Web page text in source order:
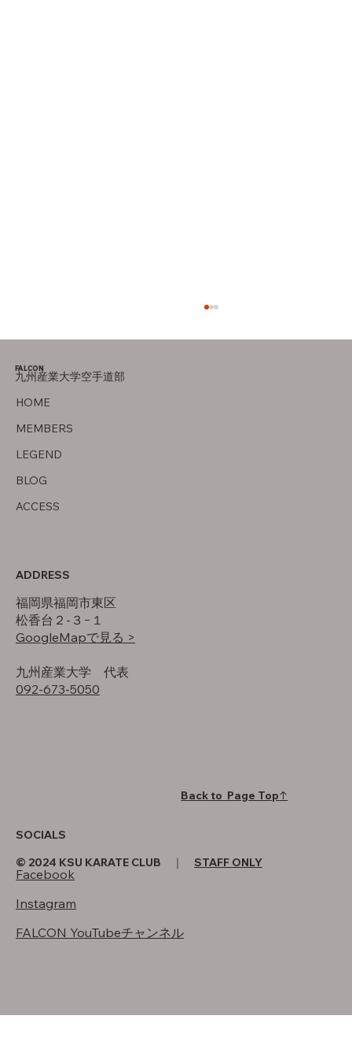
父について
HOME
MEMBERS
LEGEND
BLOG
ACCESS
FALCON
九州産業大学空手道部
ADDRESS
福岡県福岡市東区
松香台２-３−１
GoogleMapで見る >
​九州産業大学 代表
092-673-5050
SOCIALS
Facebook
Instagram
FALCON YouTubeチャンネル
Back to Page Top↑
© 2024 KSU KARATE CLUB ｜ STAFF ONLY